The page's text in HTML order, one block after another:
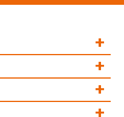
+
+
+
+